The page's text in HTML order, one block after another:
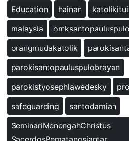
Education
hainan
malaysia
orangmudakatolik
parokisantopauluspulobrayan
parokistyosephlawedesky
safeguarding
santodamian
SeminariMenengahChristus
SacerdosPematangsiantar